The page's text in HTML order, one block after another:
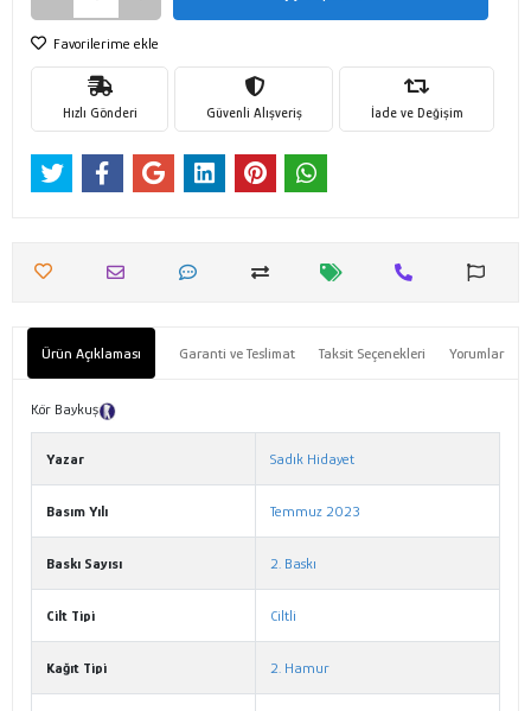
Favorilerime ekle
Hızlı Gönderi Güvenli Alışveriş İade ve Değişim
Ürün Açıklaması Garanti ve Teslimat Taksit Seçenekleri Yorumlar
Kör Baykuş
Yazar Sadık Hidayet
Basım Yılı Temmuz 2023
Baskı Sayısı 2. Baskı
Cilt Tipi Ciltli
Kağıt Tipi 2. Hamur